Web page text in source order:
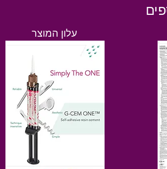
עלון המוצר